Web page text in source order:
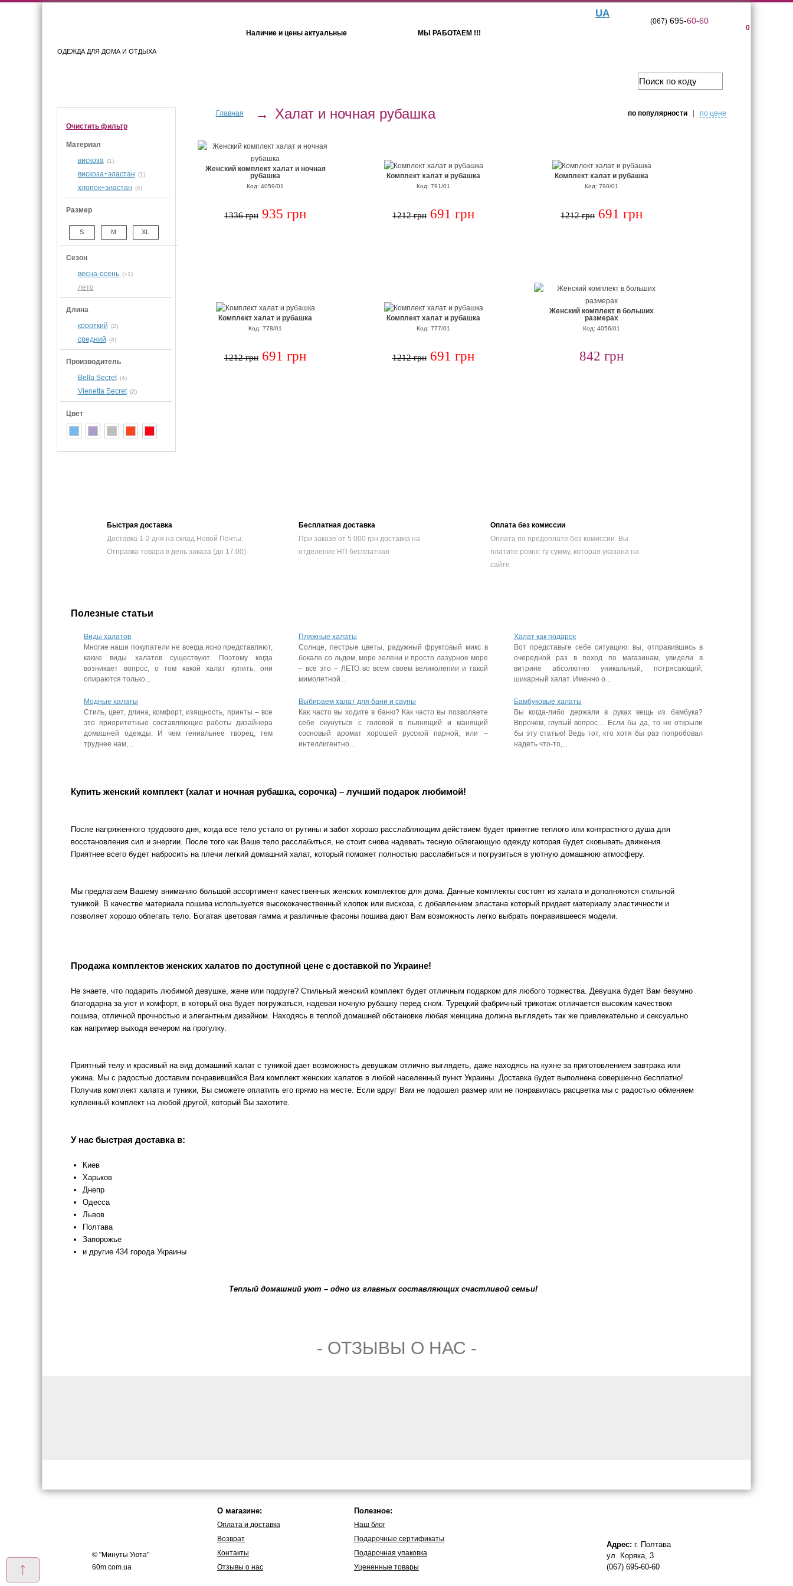
ОДЕЖДА ДЛЯ ДОМА И ОТДЫХА
Наличие и цены актуальные МЫ РАБОТАЕМ !!!
UA
0
(067)695-60-60
Очистить фильтр
Материал
вискоза (1)
вискоза+эластан (1)
хлопок+эластан (4)
Размер
S M XL
Сезон
весна-осень (+1)
лето
Длина
короткий (2)
средний (4)
Производитель
Bella Secret (4)
Vienetta Secret (2)
Цвет
Главная → Халат и ночная рубашка по популярности| по цене
Женский комплект халат и ночная
рубашка
Код: 4059/01
1336 грн 935 грн
Комплект халат и рубашка
Код: 791/01
1212 грн 691 грн
Комплект халат и рубашка
Код: 790/01
1212 грн 691 грн
Комплект халат и рубашка
Код: 778/01
1212 грн 691 грн
Комплект халат и рубашка
Код: 777/01
1212 грн 691 грн
Женский комплект в больших
размерах
Код: 4056/01
842 грн
Быстрая доставка
Доставка 1-2 дня на склад Новой Почты.
Отправка товара в день заказа (до 17.00)
Бесплатная доставка
При заказе от 5 000 грн доставка на
отделение НП бесплатная
Оплата без комиссии
Оплата по предоплате без комиссии. Вы
платите ровно ту сумму, которая указана на
сайте
Полезные статьи
Виды халатов
Многие наши покупатели не всегда ясно представляют,
какие виды халатов существуют. Поэтому когда
возникает вопрос, о том какой халат купить, они
опираются только...
Модные халаты
Стиль, цвет, длина, комфорт, изящность, принты – все
это приоритетные составляющие работы дизайнера
домашней одежды. И чем гениальнее творец, тем
труднее нам,...
Пляжные халаты
Солнце, пестрые цветы, радужный фруктовый микс в
бокале со льдом, море зелени и просто лазурное море
– все это – ЛЕТО во всем своем великолепии и такой
мимолетной...
Выбираем халат для бани и сауны
Как часто вы ходите в баню? Как часто вы позволяете
себе окунуться с головой в пьянящий и манящий
сосновый аромат хорошей русской парной, или –
интеллигентно...
Халат как подарок
Вот представьте себе ситуацию: вы, отправившись в
очередной раз в поход по магазинам, увидели в
витрине абсолютно уникальный, потрясающий,
шикарный халат. Именно о...
Бамбуковые халаты
Вы когда-либо держали в руках вещь из бамбука?
Впрочем, глупый вопрос… Если бы да, то не открыли
бы эту статью! Ведь тот, кто хотя бы раз попробовал
надеть что-то,...
Купить женский комплект (халат и ночная рубашка, сорочка) – лучший подарок любимой!
После напряженного трудового дня, когда все тело устало от рутины и забот хорошо расслабляющим действием будет принятие теплого или контрастного душа для
восстановления сил и энергии. После того как Ваше тело расслабиться, не стоит снова надевать тесную облегающую одежду которая будет сковывать движения.
Приятнее всего будет набросить на плечи легкий домашний халат, который поможет полностью расслабиться и погрузиться в уютную домашнюю атмосферу.
Мы предлагаем Вашему вниманию большой ассортимент качественных женских комплектов для дома. Данные комплекты состоят из халата и дополняются стильной
туникой. В качестве материала пошива используется высококачественный хлопок или вискоза, с добавлением эластана который придает материалу эластичности и
позволяет хорошо облегать тело. Богатая цветовая гамма и различные фасоны пошива дают Вам возможность легко выбрать понравившееся модели.
Продажа комплектов женских халатов по доступной цене с доставкой по Украине!
Не знаете, что подарить любимой девушке, жене или подруге? Стильный женский комплект будет отличным подарком для любого торжества. Девушка будет Вам безумно
благодарна за уют и комфорт, в который она будет погружаться, надевая ночную рубашку перед сном. Турецкий фабричный трикотаж отличается высоким качеством
пошива, отличной прочностью и элегантным дизайном. Находясь в теплой домашней обстановке любая женщина должна выглядеть так же привлекательно и сексуально
как например выходя вечером на прогулку.
Приятный телу и красивый на вид домашний халат с туникой дает возможность девушкам отлично выглядеть, даже находясь на кухне за приготовлением завтрака или
ужина. Мы с радостью доставим понравившийся Вам комплект женских халатов в любой населенный пункт Украины. Доставка будет выполнена совершенно бесплатно!
Получив комплект халата и туники, Вы сможете оплатить его прямо на месте. Если вдруг Вам не подошел размер или не понравилась расцветка мы с радостью обменяем
купленный комплект на любой другой, который Вы захотите.
У нас быстрая доставка в:
Киев
Харьков
Днепр
Одесса
Львов
Полтава
Запорожье
и другие 434 города Украины
Теплый домашний уют – одно из главных составляющих счастливой семьи!
- ОТЗЫВЫ О НАС -
↑
© "Минуты Уюта"
60m.com.ua
О магазине:
Оплата и доставка
Возврат
Контакты
Отзывы о нас
Полезное:
Наш блог
Подарочные сертификаты
Подарочная упаковка
Уцененные товары
Адрес: г. Полтава
ул. Коряка, 3
(067) 695-60-60